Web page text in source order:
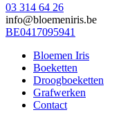
gekozen
worden
op
de
productpagina
03 314 64 26
info@bloemeniris.be
BE0417095941
Bloemen Iris
Boeketten
Droogboeketten
Grafwerken
Contact